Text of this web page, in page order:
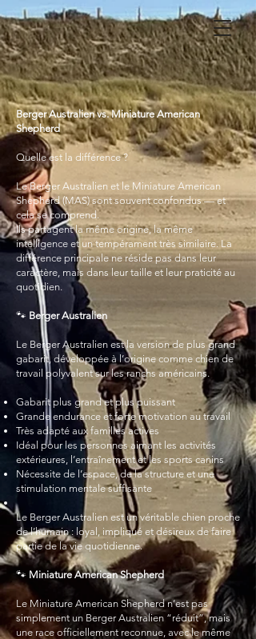
Berger Australien vs. Miniature American
Shepherd
Quelle est la différence ?
Le Berger Australien et le Miniature American
Shepherd (MAS) sont souvent confondus — et
cela se comprend.
Ils partagent la même origine, la même
intelligence et un tempérament très similaire. La
différence principale ne réside pas dans leur
caractère, mais dans leur taille et leur praticité au
quotidien.
🐾 Berger Australien
Le Berger Australien est la version de plus grand
gabarit, développée à l’origine comme chien de
travail polyvalent sur les ranchs américains.
Gabarit plus grand et plus puissant
Grande endurance et forte motivation au travail
Très adapté aux familles actives
Idéal pour les personnes aimant les activités
extérieures, l’entraînement et les sports canins
Nécessite de l’espace, de la structure et une
stimulation mentale suffisante
Le Berger Australien est un véritable chien proche
de l’humain : loyal, impliqué et désireux de faire
partie de la vie quotidienne.
🐾 Miniature American Shepherd
Le Miniature American Shepherd n’est pas
simplement un Berger Australien “réduit”, mais
une race officiellement reconnue, avec le même